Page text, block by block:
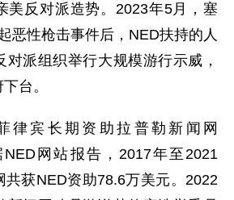
美反对派造势。2023年5月，塞
恶性枪击事件后，NED扶持的人
对派组织举行大规模游行示威，
台。
律宾长期资助拉普勒新闻网
NED网站报告，2017年至2021
共获NED资助78.6万美元。2022